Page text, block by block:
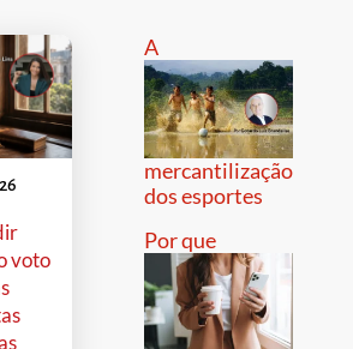
voto
A
mercantilização
dos esportes
Por que